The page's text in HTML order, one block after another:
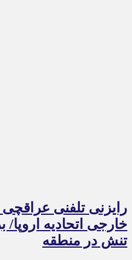
رایزنی تلفنی
خارجی اتحادیه
تنش در منطقه